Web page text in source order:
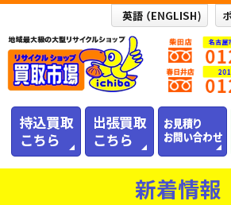
新着情報